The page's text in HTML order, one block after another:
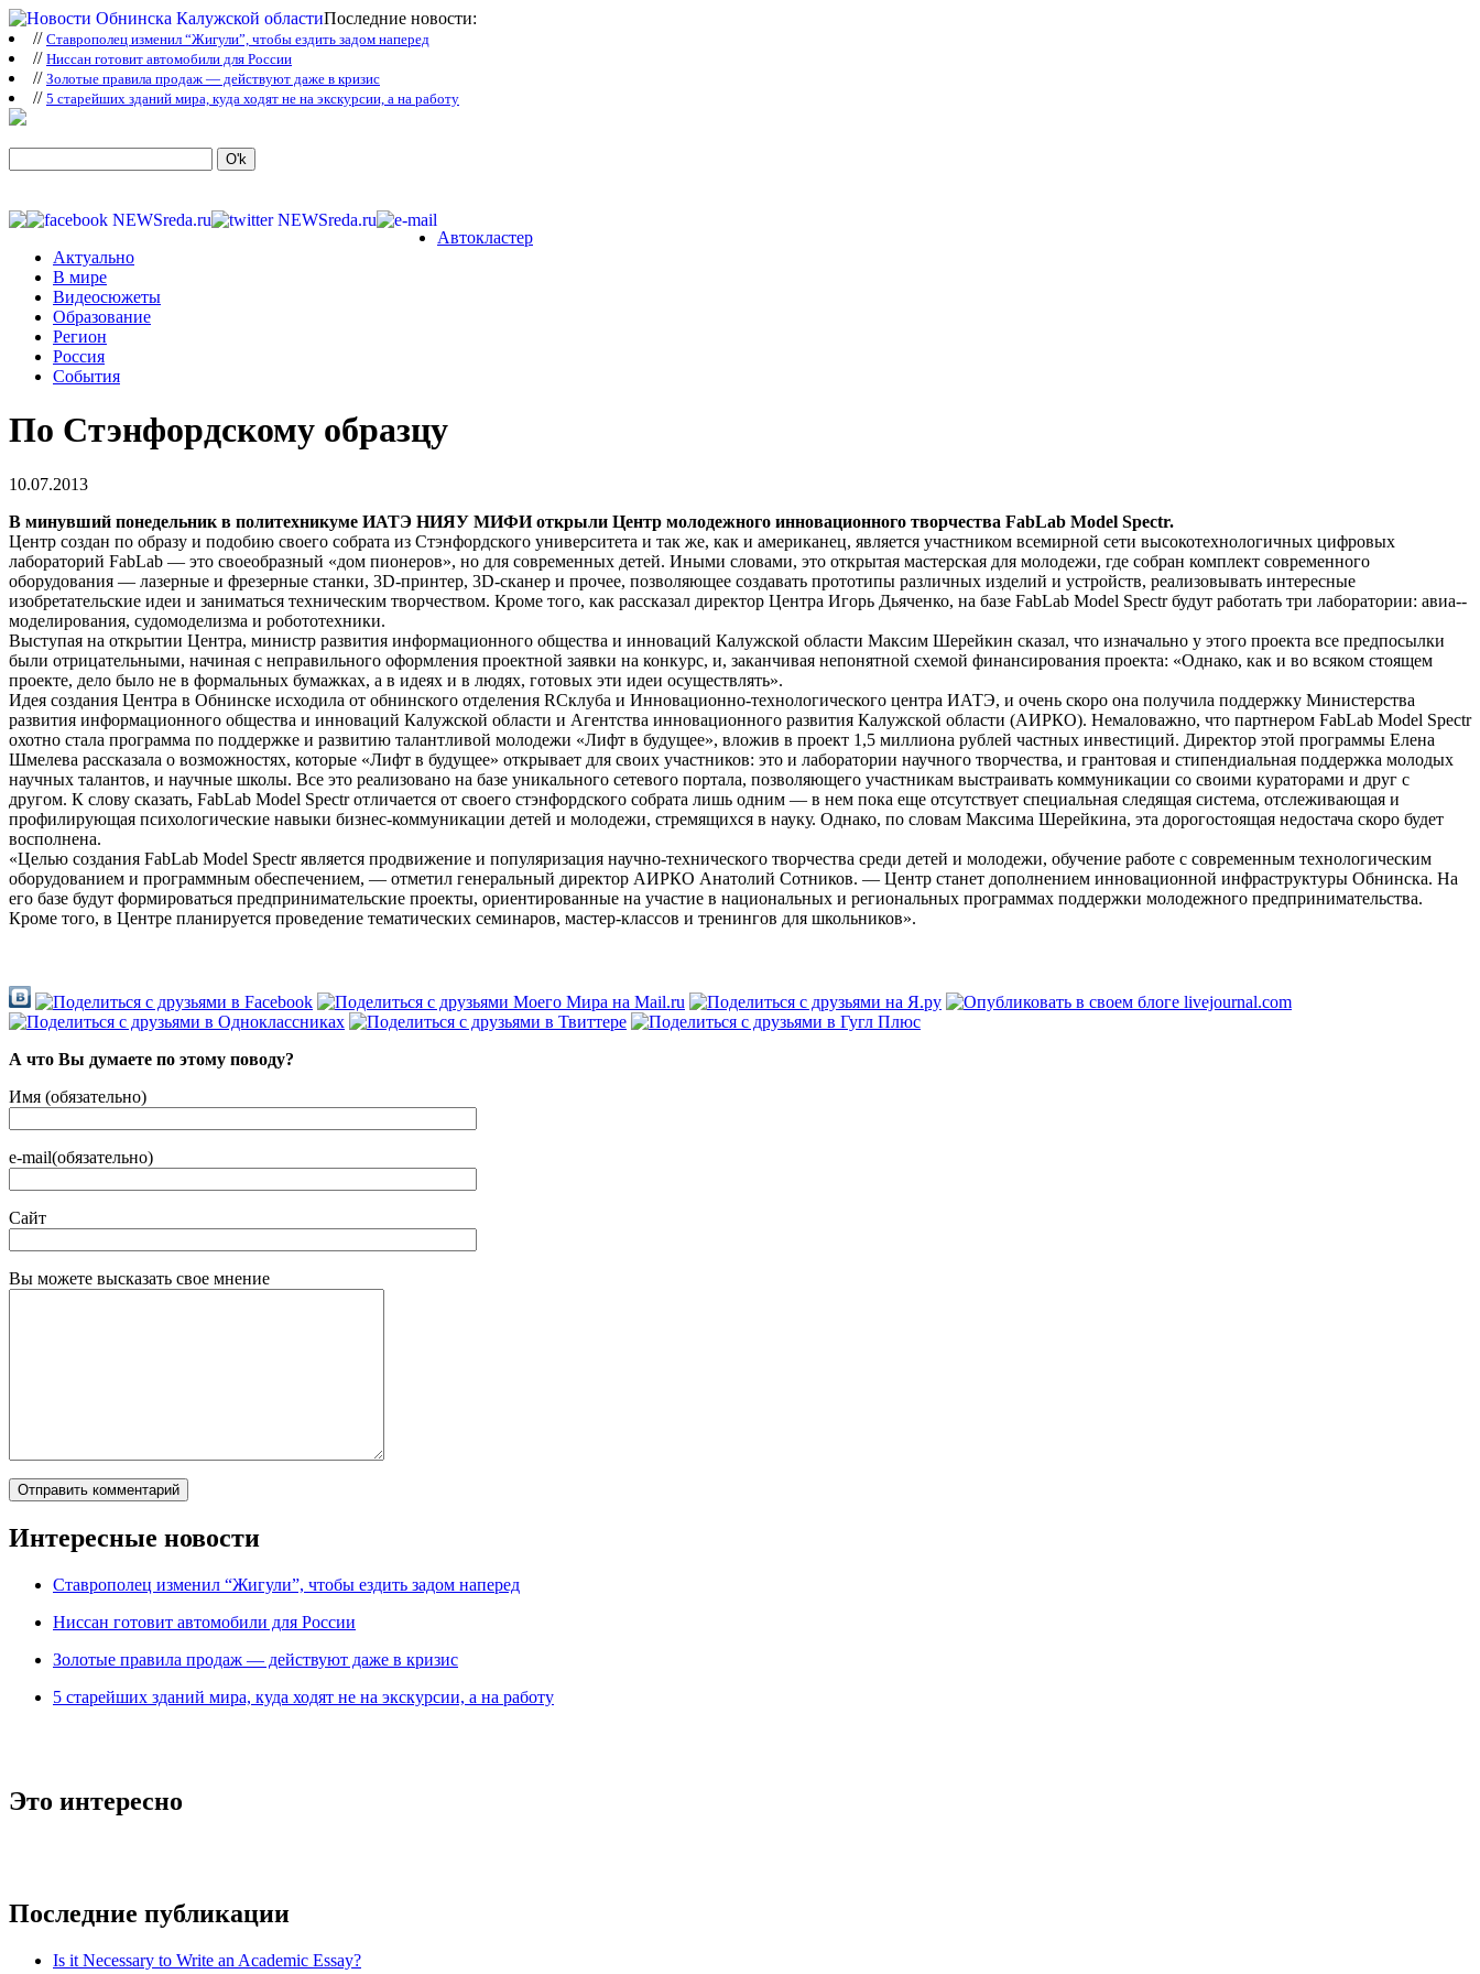
Последние новости:
// Ставрополец изменил “Жигули”, чтобы ездить задом наперед
// Ниссан готовит автомобили для России
// Зoлoтые прaвилa продаж — действуют даже в кризис
// 5 старейших зданий мира, куда ходят не на экскурсии, а на работу
Автокластер
Актуально
В мире
Видеосюжеты
Образование
Регион
Россия
События
По Стэнфордскому образцу
10.07.2013
В минувший понедельник в политехникуме ИАТЭ НИЯУ МИФИ открыли Центр молодежного инновационного творчества FabLab Model Spectr.
Центр создан по образу и подобию своего собрата из Стэнфордского университета и так же, как и американец, является участником всемирной сети высокотехнологичных цифровых
лабораторий FabLab — это своеобразный «дом пионеров», но для современных детей. Иными словами, это открытая мастерская для молодежи, где собран комплект современного
оборудования — лазерные и фрезерные станки, 3D-­принтер, 3D-­сканер и прочее, позволяющее создавать прототипы различных изделий и устройств, реализовывать интересные
изобретательские идеи и заниматься техническим творчеством. Кроме того, как рассказал директор Центра Игорь Дьяченко, на базе FabLab Model Spectr будут работать три лаборатории: авиа-­
моделирования, судомоделизма и робототехники.
Выступая на открытии Центра, министр развития информационного общества и инноваций Калужской области Максим Шерейкин сказал, что изначально у этого проекта все предпосылки
были отрицательными, начиная с неправильного оформления проектной заявки на конкурс, и, заканчивая непонятной схемой финансирования проекта: «Однако, как и во всяком стоящем
проекте, дело было не в формальных бумажках, а в идеях и в людях, готовых эти идеи осуществлять».
Идея создания Центра в Обнинске исходила от обнинского отделения RC­клуба и Инновационно-технологического центра ИАТЭ, и очень скоро она получила поддержку Министерства
развития информационного общества и инноваций Калужской области и Агентства инновационного развития Калужской области (АИРКО). Немаловажно, что партнером FabLab Model Spectr
охотно стала программа по поддержке и развитию талантливой молодежи «Лифт в будущее», вложив в проект 1,5 миллиона рублей частных инвестиций. Директор этой программы Елена
Шмелева рассказала о возможностях, которые «Лифт в будущее» открывает для своих участников: это и лаборатории научного творчества, и грантовая и стипендиальная поддержка молодых
научных талантов, и научные школы. Все это реализовано на базе уникального сетевого портала, позволяющего участникам выстраивать коммуникации со своими кураторами и друг с
другом. К слову сказать, FabLab Model Spectr отличается от своего стэнфордского собрата лишь одним — в нем пока еще отсутствует специальная следящая система, отслеживающая и
профилирующая психологические навыки бизнес­-коммуникации детей и молодежи, стремящихся в науку. Однако, по словам Максима Шерейкина, эта дорогостоящая недостача скоро будет
восполнена.
«Целью создания FabLab Model Spectr является продвижение и популяризация научно-технического творчества среди детей и молодежи, обучение работе с современным технологическим
оборудованием и программным обеспечением, — отметил генеральный директор АИРКО Анатолий Сотников. — Центр станет дополнением инновационной инфраструктуры Обнинска. На
его базе будут формироваться предпринимательские проекты, ориентированные на участие в национальных и региональных программах поддержки молодежного предпринимательства.
Кроме того, в Центре планируется проведение тематических семинаров, мастер-­классов и тренингов для школьников».
А что Вы думаете по этому поводу?
Имя (обязательно)
e-mail(обязательно)
Сайт
Вы можете высказать свое мнение
Интересные новости
Ставрополец изменил “Жигули”, чтобы ездить задом наперед
Ниссан готовит автомобили для России
Зoлoтые прaвилa продаж — действуют даже в кризис
5 старейших зданий мира, куда ходят не на экскурсии, а на работу
Это интересно
Последние публикации
Is it Necessary to Write an Academic Essay?